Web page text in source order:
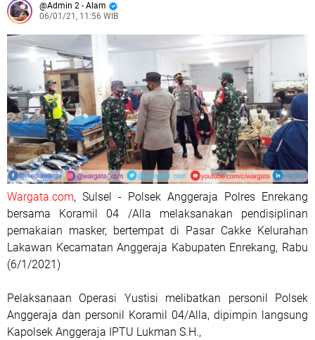
Admin 2 - Alam
06/01/21, 11:56 WIB
Wargata.com, Sulsel - Polsek Anggeraja Polres Enrekang
bersama Koramil 04 /Alla melaksanakan pendisiplinan
pemakaian masker, bertempat di Pasar Cakke Kelurahan
Lakawan Kecamatan Anggeraja Kabupaten Enrekang, Rabu
(6/1/2021)
Pelaksanaan Operasi Yustisi melibatkan personil Polsek
Anggeraja dan personil Koramil 04/Alla, dipimpin langsung
Kapolsek Anggeraja IPTU Lukman S.H.,